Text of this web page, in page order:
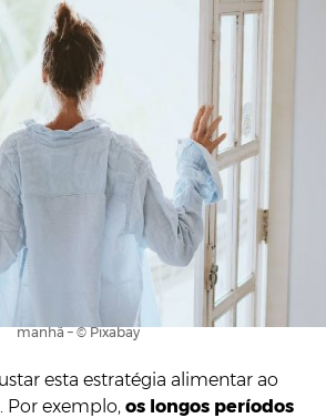
pode ser ideal para quem não tem fome de
manhã – © Pixabay
esta estratégia alimentar ao
Por exemplo, os longos períodos